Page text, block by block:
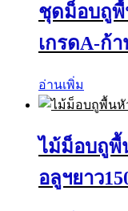
ชุดม็อบถู
เกรดA-ก้
อ่านเพิ่ม
ไม้ม็อบถูพื้
อลูฯยาว